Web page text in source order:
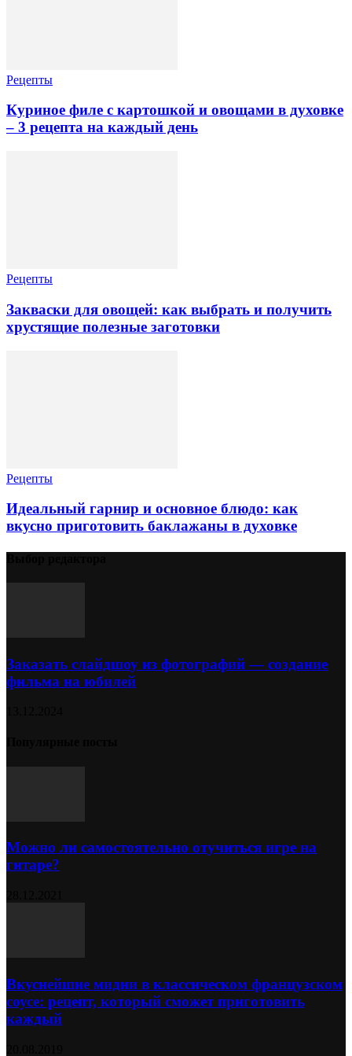
Рецепты
Куриное филе с картошкой и овощами в духовке
– 3 рецепта на каждый день
Рецепты
Закваски для овощей: как выбрать и получить
хрустящие полезные заготовки
Рецепты
Идеальный гарнир и основное блюдо: как
вкусно приготовить баклажаны в духовке
Заказать слайдшоу из фотографий — создание
фильма на юбилей
Можно ли самостоятельно отучиться игре на
гитаре?
Вкуснейшие мидии в классическом французском
соусе: рецепт, который сможет приготовить
каждый